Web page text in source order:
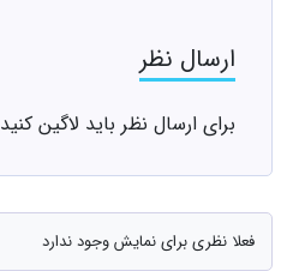
ارسال نظر
برای ارسال نظر باید لاگین کنید
فعلا نظری برای نمایش وجود ندارد